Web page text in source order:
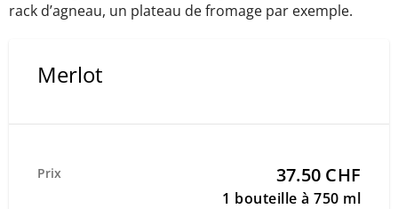
rack d’agneau, un plateau de fromage par exemple.
Merlot
Prix 37.50 CHF
1 bouteille à 750 ml